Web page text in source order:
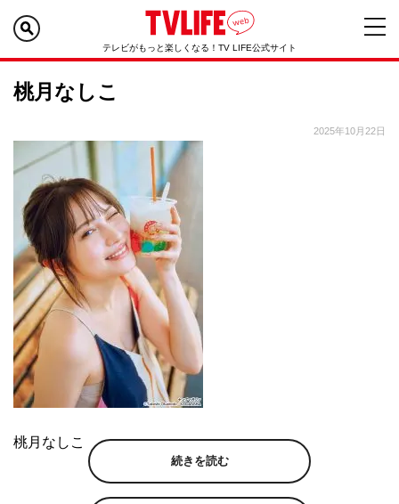
テレビがもっと楽しくなる！TV LIFE公式サイト
桃月なしこ
2025年10月22日
桃月なしこ
続きを読む